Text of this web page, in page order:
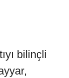
bilinçli